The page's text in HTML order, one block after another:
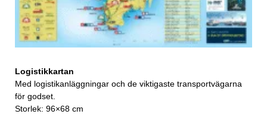
Logistikkartan
Med logistikanläggningar och de viktigaste transportvägarna
för godset.
Storlek: 96×68 cm